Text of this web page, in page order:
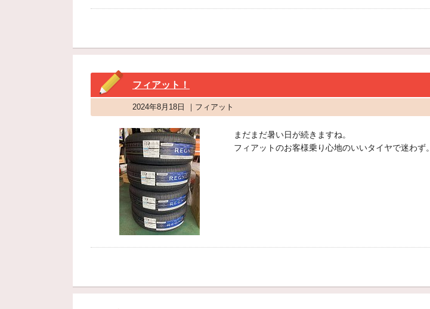
フィアット！
2024年8月18日 ｜フィアット
まだまだ暑い日が続きますね。
フィアットのお客様乗り心地のいいタイヤで迷わず。